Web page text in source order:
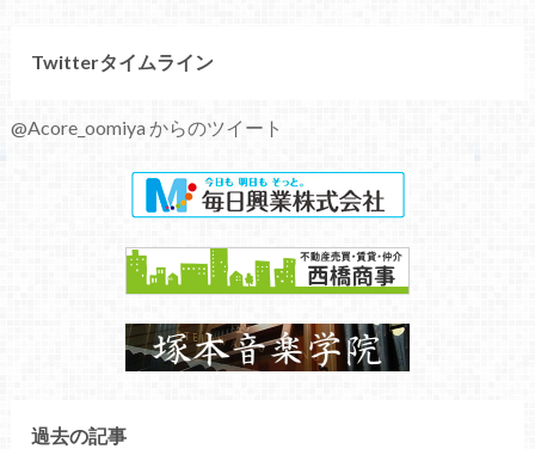
Twitterタイムライン
@Acore_oomiya からのツイート
過去の記事